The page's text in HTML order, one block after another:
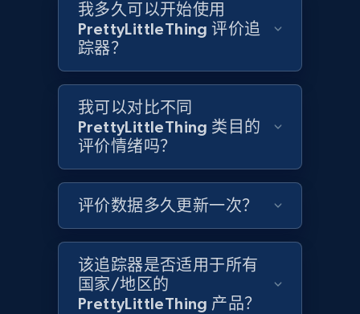
Target - Discover products by category url
URL, Product id, Title, Product description,
1.3K+ 175+ 立即开始
Target - Discover products by specified
UPC
URL, Product id, Title, Product description,
Rating, Reviews count, Initial price, Discount,
and more.
我多久可以开始使用
PrettyLittleThing 评价追
踪器？
我可以对比不同
PrettyLittleThing 类目的
评价情绪吗？
评价数据多久更新一次？
该追踪器是否适用于所有
国家/地区的
PrettyLittleThing 产品？